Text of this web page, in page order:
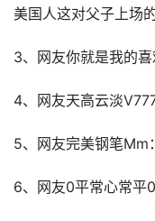
美国人这对父子上场
3、网友你就是我的
4、网友天高云淡
5、网友完美钢笔Mm
6、网友0平常心常平